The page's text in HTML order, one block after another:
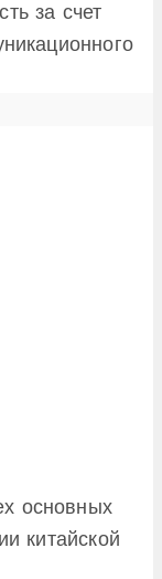
за счет
основных
китайской